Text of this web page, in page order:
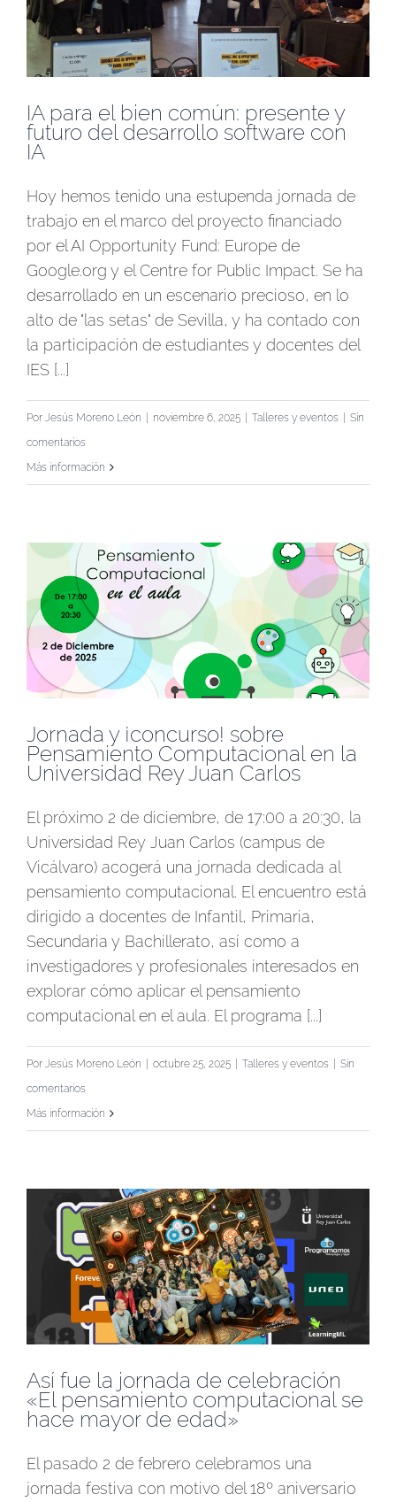
IA para el bien común: presente y
futuro del desarrollo software con
IA
Hoy hemos tenido una estupenda jornada de
trabajo en el marco del proyecto financiado
por el AI Opportunity Fund: Europe de
Google.org y el Centre for Public Impact. Se ha
desarrollado en un escenario precioso, en lo
alto de "las setas" de Sevilla, y ha contado con
la participación de estudiantes y docentes del
IES [...]
Por Jesús Moreno León noviembre 6, 2025 Talleres y eventos
Sin
comentarios
Más información
Jornada y ¡concurso! sobre
Pensamiento Computacional en la
Universidad Rey Juan Carlos
El próximo 2 de diciembre, de 17:00 a 20:30, la
Universidad Rey Juan Carlos (campus de
Vicálvaro) acogerá una jornada dedicada al
pensamiento computacional. El encuentro está
dirigido a docentes de Infantil, Primaria,
Secundaria y Bachillerato, así como a
investigadores y profesionales interesados en
explorar cómo aplicar el pensamiento
computacional en el aula. El programa [...]
Por Jesús Moreno León octubre 25, 2025 Talleres y eventos
Sin
comentarios
Más información
Así fue la jornada de celebración
«El pensamiento computacional se
hace mayor de edad»
El pasado 2 de febrero celebramos una
jornada festiva con motivo del 18º aniversario